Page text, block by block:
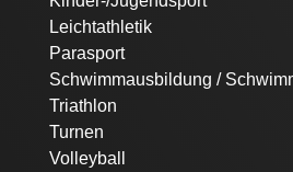
Leichtathletik
Parasport
Schwimmausbildung /
Triathlon
Turnen
Volleyball